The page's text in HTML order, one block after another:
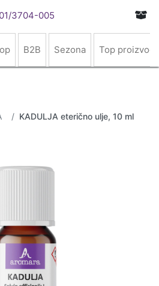
01/3704-005
B2B Sezona Top proizvodi
KADULJA eterično ulje, 10 ml